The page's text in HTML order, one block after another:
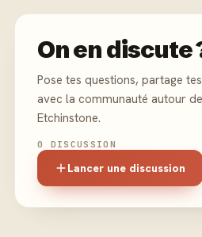
On en discute
Pose tes questions, partage
avec la communauté autour
Etchinstone.
0 DISCUSSION
Lancer une discussion